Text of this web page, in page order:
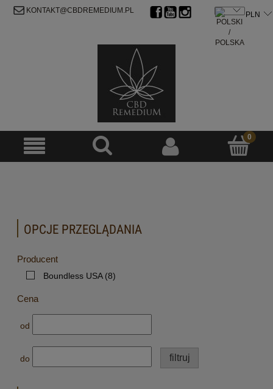
KONTAKT@CBDREMEDIUM.PL
OPCJE PRZEGLĄDANIA
Producent
Boundless USA (8)
Cena
od
do filtruj